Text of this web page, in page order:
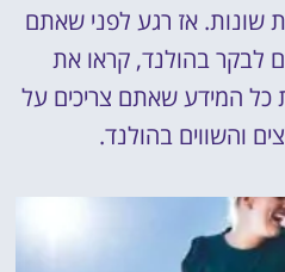
שונות. אז רגע לפני שאתם
לבקר בהולנד, קראו את
המידע שאתם צריכים על
והשווים בהולנד.